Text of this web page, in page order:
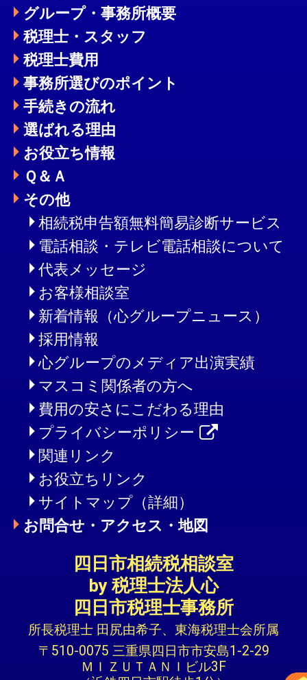
グループ・事務所概要
税理士・スタッフ
税理士費用
事務所選びのポイント
手続きの流れ
選ばれる理由
お役立ち情報
Ｑ＆Ａ
その他
相続税申告額無料簡易診断サービス
電話相談・テレビ電話相談について
代表メッセージ
お客様相談室
新着情報（心グループニュース）
採用情報
心グループのメディア出演実績
マスコミ関係者の方へ
費用の安さにこだわる理由
プライバシーポリシー
関連リンク
お役立ちリンク
サイトマップ（詳細）
お問合せ・アクセス・地図
四日市相続税相談室
by 税理士法人心
四日市税理士事務所
所長税理士 田尻由希子、東海税理士会所属
〒510-0075 三重県四日市市安島1-2-29
ＭＩＺＵＴＡＮＩビル3F